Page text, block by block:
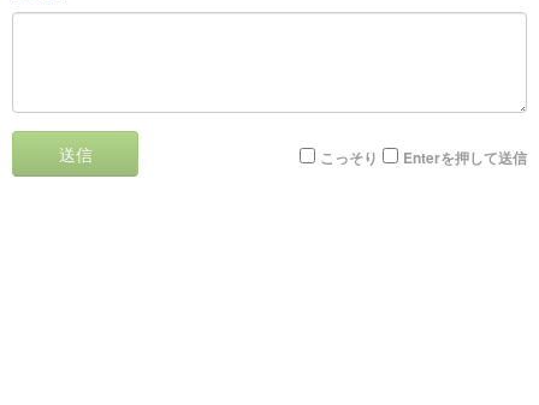
送信 こっそり Enterを押して送信